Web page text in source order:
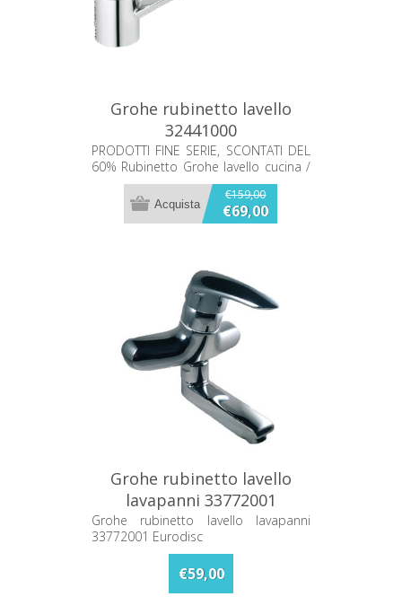
Grohe rubinetto lavello
32441000
PRODOTTI FINE SERIE, SCONTATI DEL
60% Rubinetto Grohe lavello cucina /
lavapanni con bocca girevole
GARANZIA DI 5 ANNI GROHE.
€159,00
€69,00
Grohe rubinetto lavello
lavapanni 33772001
Eurodisc
Grohe rubinetto lavello lavapanni
33772001 Eurodisc
€59,00